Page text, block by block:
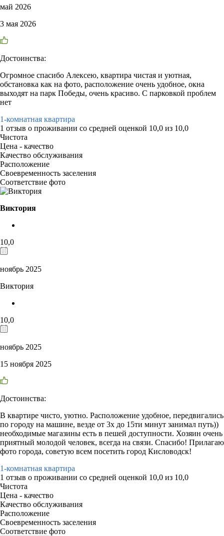
май 2026
3 мая 2026
Достоинства:
Огромное спасибо Алексею, квартира чистая и уютная,
обстановка как на фото, расположение очень удобное, окна
выходят на парк Победы, очень красиво. С парковкой проблем
нет
1-комнатная квартира
1 отзыв о проживании со средней оценкой 10,0 из 10,0
Чистота
Цена - качество
Качество обслуживания
Расположение
Своевременность заселения
Соответствие фото
Виктория
10,0
ноябрь 2025
Виктория
10,0
ноябрь 2025
15 ноября 2025
Достоинства:
В квартире чисто, уютно. Расположение удобное, передвигались
по городу на машине, везде от 3х до 15ти минут занимал путь))
необходимые магазины есть в пешей доступности. Хозяин очень
приятный молодой человек, всегда на связи. Спасибо! Прилагаю
фото города, советую всем посетить город Кисловодск!
1-комнатная квартира
1 отзыв о проживании со средней оценкой 10,0 из 10,0
Чистота
Цена - качество
Качество обслуживания
Расположение
Своевременность заселения
Соответствие фото